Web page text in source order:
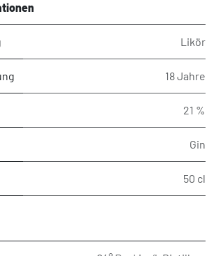
Likör
18 Jahre
21 %
Gin
50 cl